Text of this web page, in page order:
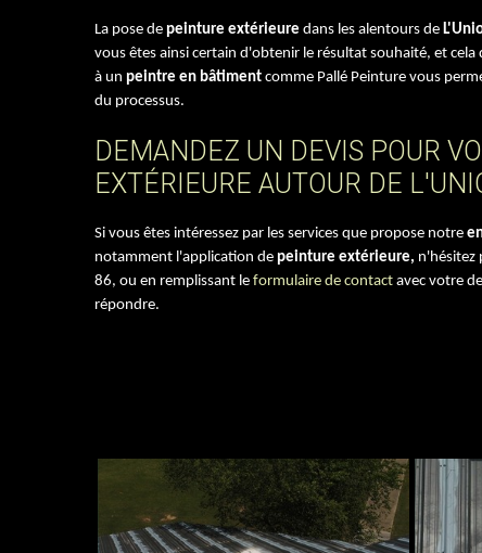
La pose de peinture extérieure dans les alentours de
vous êtes ainsi certain d'obtenir le résultat souhaité, et
à un peintre en bâtiment comme Pallé Peinture vous
du processus.
DEMANDEZ UN DEVIS POUR
EXTÉRIEURE AUTOUR DE
Si vous êtes intéressez par les services que propose notre
notamment l'application de peinture extérieure, n'hésitez
86, ou en remplissant le formulaire de contact avec votre
répondre.